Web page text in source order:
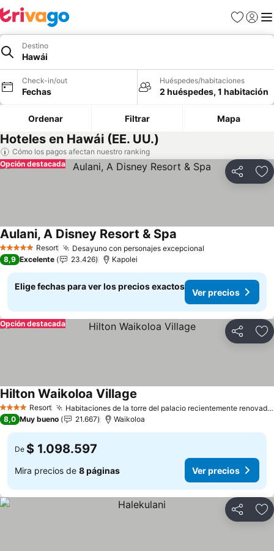
Favoritos
Iniciar
Destino
Hawái
Check-in/out
Fechas
Huéspedes/habitaciones
2 huéspedes, 1 habitación
Ordenar Filtrar Mapa
Hoteles en Hawái (EE. UU.)
Cómo los pagos afectan nuestro ranking
Compartir
Opción destacada
5 Estrellas Resort Desayuno con personajes excepcional
Aulani, A Disney Resort & Spa
8,9 Excelente 23.426 Kapolei
Elige fechas para ver los precios exactos
Ver precios
Compartir
Opción destacada
4 EstrellasResort Habitaciones de la torre del palacio recientemente renovadas
Hilton Waikoloa Village
8,0 Muy bueno 21.667 Waikoloa
De $ 1.098.597
Mira precios de 8 páginas Ver precios
Compartir